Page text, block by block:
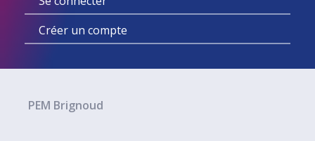
votre
rechercheCréer un compte
PEM Brignoud